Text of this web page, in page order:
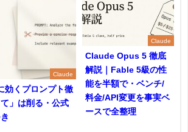
Claude
くプロンプト徹
」は削る・公式
Claude
Claude Opus 5 徹底
解説｜Fable 5級の性
能を半額で・ベンチ/
料金/API変更を事実ベ
ースで全整理